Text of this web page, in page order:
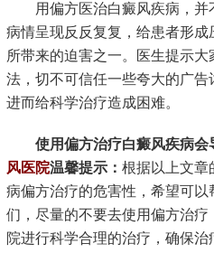
用偏方医治白癜风疾病，并
病情呈现反反复复，给患者形
所带来的迫害之一。医生提示
法，切不可信任一些夸大的广告
进而给科学治疗造成困难。
使用偏方治疗白癜风疾病会
风医院温馨提示： 根据以上文章
病偏方治疗的危害性，希望可
们，尽量的不要去使用偏方治
院进行科学合理的治疗，确保治